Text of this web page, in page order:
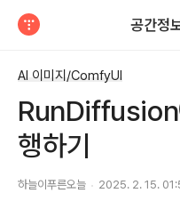
공간정
AI 이미지/ComfyUI
행하기
하늘이푸른오늘 2025. 2. 15.